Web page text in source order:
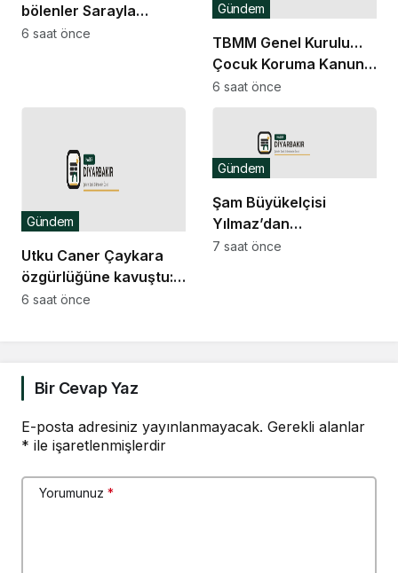
bölenler Sarayla
çalışıyordur
6 saat önce
TBMM Genel Kurulu…
Çocuk Koruma Kanunu
Teklifi’ne muhalefetten
“cezalandırma odaklı”
eleştiri
Gündem
6 saat önce
Utku Caner Çaykara
özgürlüğüne kavuştu:
Ardımızda
kavuşmalarını
diliyorum
Gündem
6 saat önce
Şam Büyükelçisi
Yılmaz’dan
Ceramana’daki
Gündem
7 saat önce
Bir Cevap Yaz
E-posta adresiniz yayınlanmayacak. Gerekli alanlar
* ile işaretlenmişlerdir
Yorumunuz *